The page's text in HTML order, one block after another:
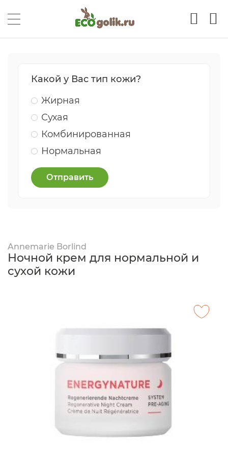
Какой у Вас тип кожи?
Жирная
Сухая
Комбинированная
Нормальная
Отправить
Annemarie Borlind
Ночной крем для нормальной и
сухой кожи